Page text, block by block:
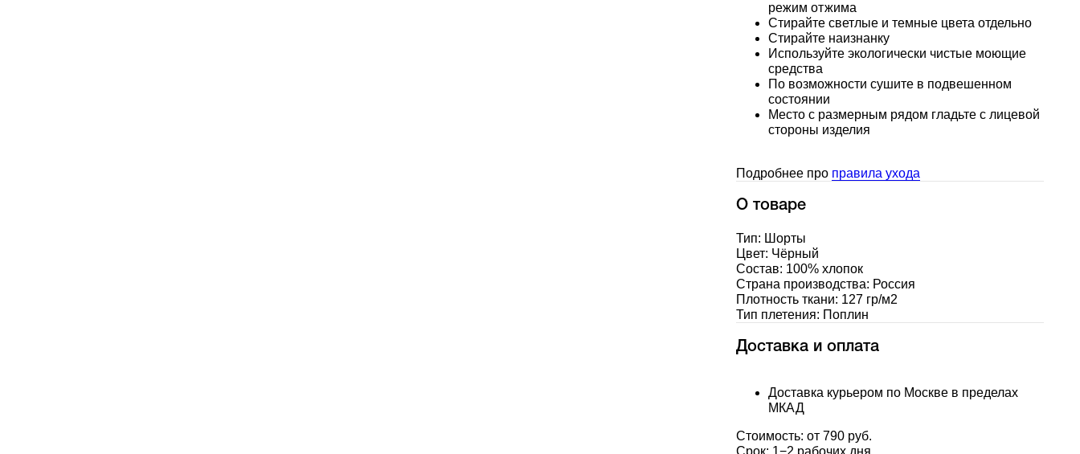
режим отжима
Стирайте светлые и темные цвета отдельно
Стирайте наизнанку
Используйте экологически чистые моющие
средства
По возможности сушите в подвешенном
состоянии
Место с размерным рядом гладьте с лицевой
стороны изделия
Подробнее про правила ухода
О товаре
Тип: Шорты
Цвет: Чёрный
Состав: 100% хлопок
Страна производства: Россия
Плотность ткани: 127 гр/м2
Тип плетения: Поплин
Доставка и оплата
Доставка курьером по Москве в пределах
МКАД
Стоимость: от 790 руб.
Срок: 1−2 рабочих дня